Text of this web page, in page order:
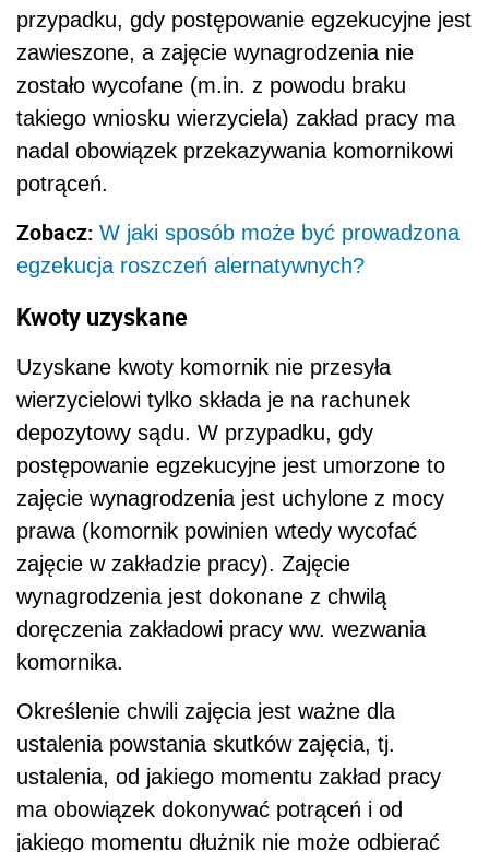
przypadku, gdy postępowanie egzekucyjne jest
zawieszone, a zajęcie wynagrodzenia nie
zostało wycofane (m.in. z powodu braku
takiego wniosku wierzyciela) zakład pracy ma
nadal obowiązek przekazywania komornikowi
potrąceń.
Zobacz: W jaki sposób może być prowadzona
egzekucja roszczeń alernatywnych?
Kwoty uzyskane
Uzyskane kwoty komornik nie przesyła
wierzycielowi tylko składa je na rachunek
depozytowy sądu. W przypadku, gdy
postępowanie egzekucyjne jest umorzone to
zajęcie wynagrodzenia jest uchylone z mocy
prawa (komornik powinien wtedy wycofać
zajęcie w zakładzie pracy). Zajęcie
wynagrodzenia jest dokonane z chwilą
doręczenia zakładowi pracy ww. wezwania
komornika.
Określenie chwili zajęcia jest ważne dla
ustalenia powstania skutków zajęcia, tj.
ustalenia, od jakiego momentu zakład pracy
ma obowiązek dokonywać potrąceń i od
jakiego momentu dłużnik nie może odbierać